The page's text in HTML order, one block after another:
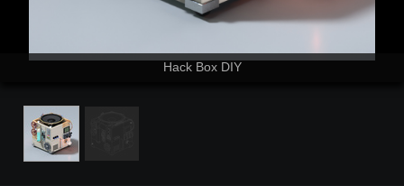
Hack Box DIY
Hack Box DIY rendu 3D filaire